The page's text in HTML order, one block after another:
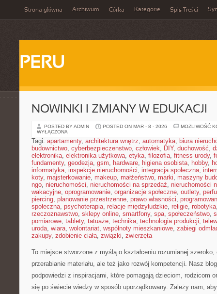
Strona główna Archiwum Córka Kategorie Spis Treści
PERU
NOWINKI I ZMIANY W EDUKACJI
POSTED BY ADMIN POSTED ON MAR - 8 - 2026
MOŻLIWOŚĆ
WYŁĄCZONA
Tagi: apartamenty, architektura wnętrz, automatyka, biura
budownictwo, cyberbezpieczenstwo, człowiek, DIY, duchowość,
elektronika, elektronika użytkowa, etyka, filozofia, fitness urody,
fundamenty, geodezja, gsm, hardware, higiena osobista, hobby,
informatyka, inspekcje nieruchomości, integracja społeczna,
koty, majsterkowanie, makeup, małżeństwo, marki, maszyny
ngo, nieruchomości, nieruchomości na sprzedaż, nieruchomości
wakacyjne, oprogramowanie, organizacje społeczne, outlety,
piercing, planowanie przestrzenne, prawo własności,
społeczna, psychoterapia, relacje międzyludzkie, religie, robotyka
rzeczoznawstwo, sklepy online, smartfony, spa, społeczeństwo,
pomiarowe, tablety, tatuaże, technika, technologia produkcji,
uroda, wiara, wolontariat, wspólnoty mieszkaniowe, zabiegi
zakupy, zdobienie ciała, związki, zwierzęta
To miejsce stworzone z myślą o kształceniu rozumianej
przerabianie materiału, ale też jako rozwój kompetencji. Nasz
podpowiedzi z inspiracjami, które pomagają dzieciom, rodzicom
się po świecie wiedzy w sposób uporządkowany. Zależy nam,